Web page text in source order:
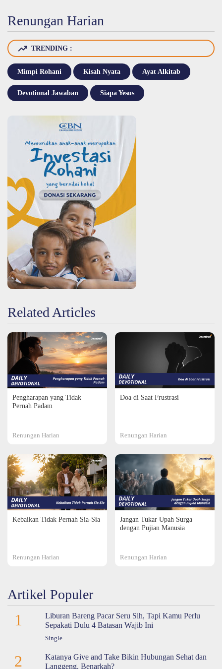
Renungan Harian
TRENDING :
Mimpi Rohani Kisah Nyata Ayat Alkitab
Devotional Jawaban Siapa Yesus
Related Articles
Pengharapan yang Tidak
Pernah Padam
Renungan Harian
Doa di Saat Frustrasi
Renungan Harian
Kebaikan Tidak Pernah Sia-Sia
Renungan Harian
Jangan Tukar Upah Surga
dengan Pujian Manusia
Renungan Harian
Artikel Populer
1
Liburan Bareng Pacar Seru Sih, Tapi Kamu Perlu
Sepakati Dulu 4 Batasan Wajib Ini
Single
2
Katanya Give and Take Bikin Hubungan Sehat dan
Langgeng, Benarkah?